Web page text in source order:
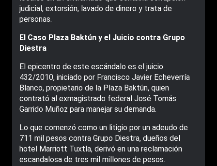
judicial, extorsión, lavado de dinero y trata de
personas.
El Caso Plaza Baktún y el Juicio contra Grupo
Diestra
El epicentro de este escándalo es el juicio
432/2010, iniciado por Francisco Javier Echeverría
Blanco, propietario de la Plaza Baktún, quien
contrató al exmagistrado federal José Tomás
Garrido Muñoz para manejar su demanda.
Lo que comenzó como un litigio por un adeudo de
711 mil pesos contra Grupo Diestra, dueños del
hotel Marriott Tuxtla, derivó en una reclamación
escandalosa de tres mil millones de pesos.